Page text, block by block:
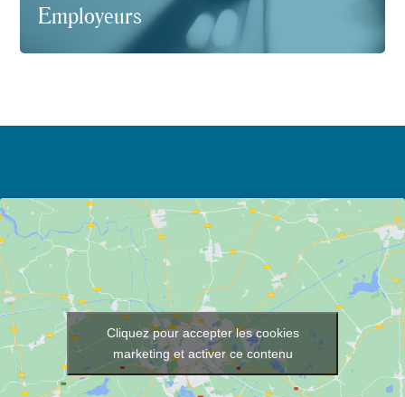
Employeurs
Cliquez pour accepter les cookies
marketing et activer ce contenu